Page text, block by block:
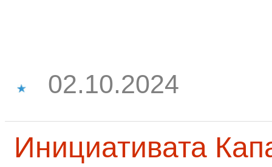
02.10.2024
Инициативата